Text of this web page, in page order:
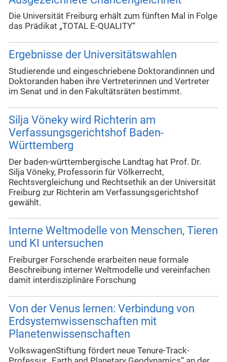
Die Universität Freiburg erhält zum fünften Mal in Folge
das Prädikat „TOTAL E-QUALITY“
Ergebnisse der Universitätswahlen
Studierende und eingeschriebene Doktorandinnen und
Doktoranden haben ihre Vertreterinnen und Vertreter
im Senat und in den Fakultätsräten bestimmt.
Silja Vöneky wird Richterin am
Verfassungsgerichtshof Baden-
Württemberg
Der baden-württembergische Landtag hat Prof. Dr.
Silja Vöneky, Professorin für Völkerrecht,
Rechtsvergleichung und Rechtsethik an der Universität
Freiburg zur Richterin am Verfassungsgerichtshof
gewählt.
Interne Weltmodelle von Menschen, Tieren
und KI untersuchen
Freiburger Forschende erarbeiten neue formale
Beschreibung interner Weltmodelle und vereinfachen
damit interdisziplinäre Forschung
Von der Venus lernen: Verbindung von
Erdsystemwissenschaften mit
Planetenwissenschaften
VolkswagenStiftung fördert neue Tenure-Track-